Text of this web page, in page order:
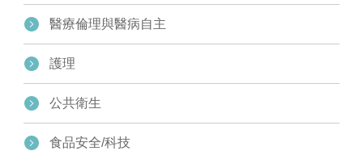
醫療倫理與醫病自主
護理
公共衛生
食品安全/科技